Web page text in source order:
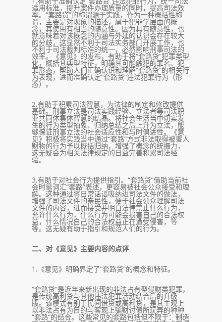
适用标准，提升案件办理质量的同时，提高司法效
率。“套路贷”的称谓源于实践，作为一种概括性称
谓，主要是对现象的描述，属于犯罪学层面的概
念，其使用有相当的随意性。因为具有随意性，也
就意味着对该概念的内涵与外延的认识会存在较大
的分歧，这显然不利于司法实务部门开展工作，也
不利于司法裁判标准的统一，必然影响刑事司法的
效率。《意见》的发布，有助于将“套路贷”犯罪类型
化，概括其典型特征，明确其可能触犯的罪名、犯
罪形态，帮助人们正确认识和理解“套路贷”的相关行
为表现，进而准确认定“套路贷”违法犯罪行为（形
态）。
2.有助于积累司法智慧，为法律的制定和修改提供
基础。刑事立法是司法实践经验、立法者等司法职
业共同体集体智慧的结晶。将社会生活当中切实发
生的行为类型抽象、归纳总结之后上升为立法，能
够保证刑事立法的社会适应性和与时俱进性。《意
见》积极将实践当中通过“套路”方式非法取得被害人
财物的行为予以概括归纳，增强了概念的统摄力，
这无疑会为相关法律规定的日益完善积累司法经
验。
3.有助于对社会行为提供指引。“套路贷”借助当前社
会时髦词汇“套路”表述，更容易被社会公众接受和理
解。这种通过将日常话语吸纳进司法文件的做法，
增强了司法文件的亲民性，便于社会公众理解司法
文件的内容，进而接受并明白法律禁止什么行为，
允许什么行为，什么行为可能会损害自己的合法权
益，什么情况自己的合法权益正在遭受侵害，等
等。这无疑有助于指引和规范人们的行为。
二、对《意见》主要内容的点评
1.《意见》明确界定了“套路贷”的概念和特征。
“套路贷”是近年来新出现的非法占有型侵财类犯罪，
是传统高利贷与其他违法犯罪活动结合后的升级
版。该模式有别于民间借贷或高利贷，是其主观上
以非法占有为目的与客观上骗财讨债所玩弄的种种
“套路”的结合。这些常见的套路包括但不限于：制造